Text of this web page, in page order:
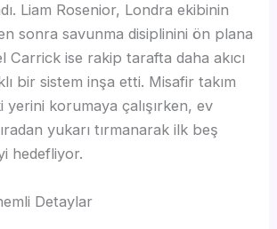
Liam Rosenior, Londra ekibinin
sonra savunma disiplinini ön plana
Carrick ise rakip tarafta daha akıcı
bir sistem inşa etti. Misafir takım
yerini korumaya çalışırken, ev
yukarı tırmanarak ilk beş
hedefliyor.
Detaylar